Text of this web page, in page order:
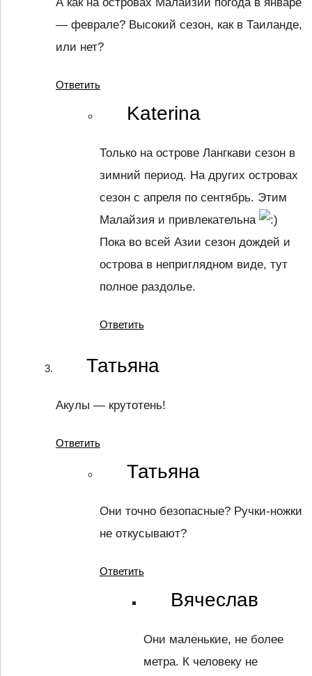
А как на островах Малайзии погода в январе
— феврале? Высокий сезон, как в Таиланде,
или нет?
Ответить
Katerina
Только на острове Лангкави сезон в
зимний период. На других островах
сезон с апреля по сентябрь. Этим
Малайзия и привлекательна
Пока во всей Азии сезон дождей и
острова в неприглядном виде, тут
полное раздолье.
Ответить
Татьяна
Акулы — крутотень!
Ответить
Татьяна
Они точно безопасные? Ручки-ножки
не откусывают?
Ответить
Вячеслав
Они маленькие, не более
метра. К человеку не